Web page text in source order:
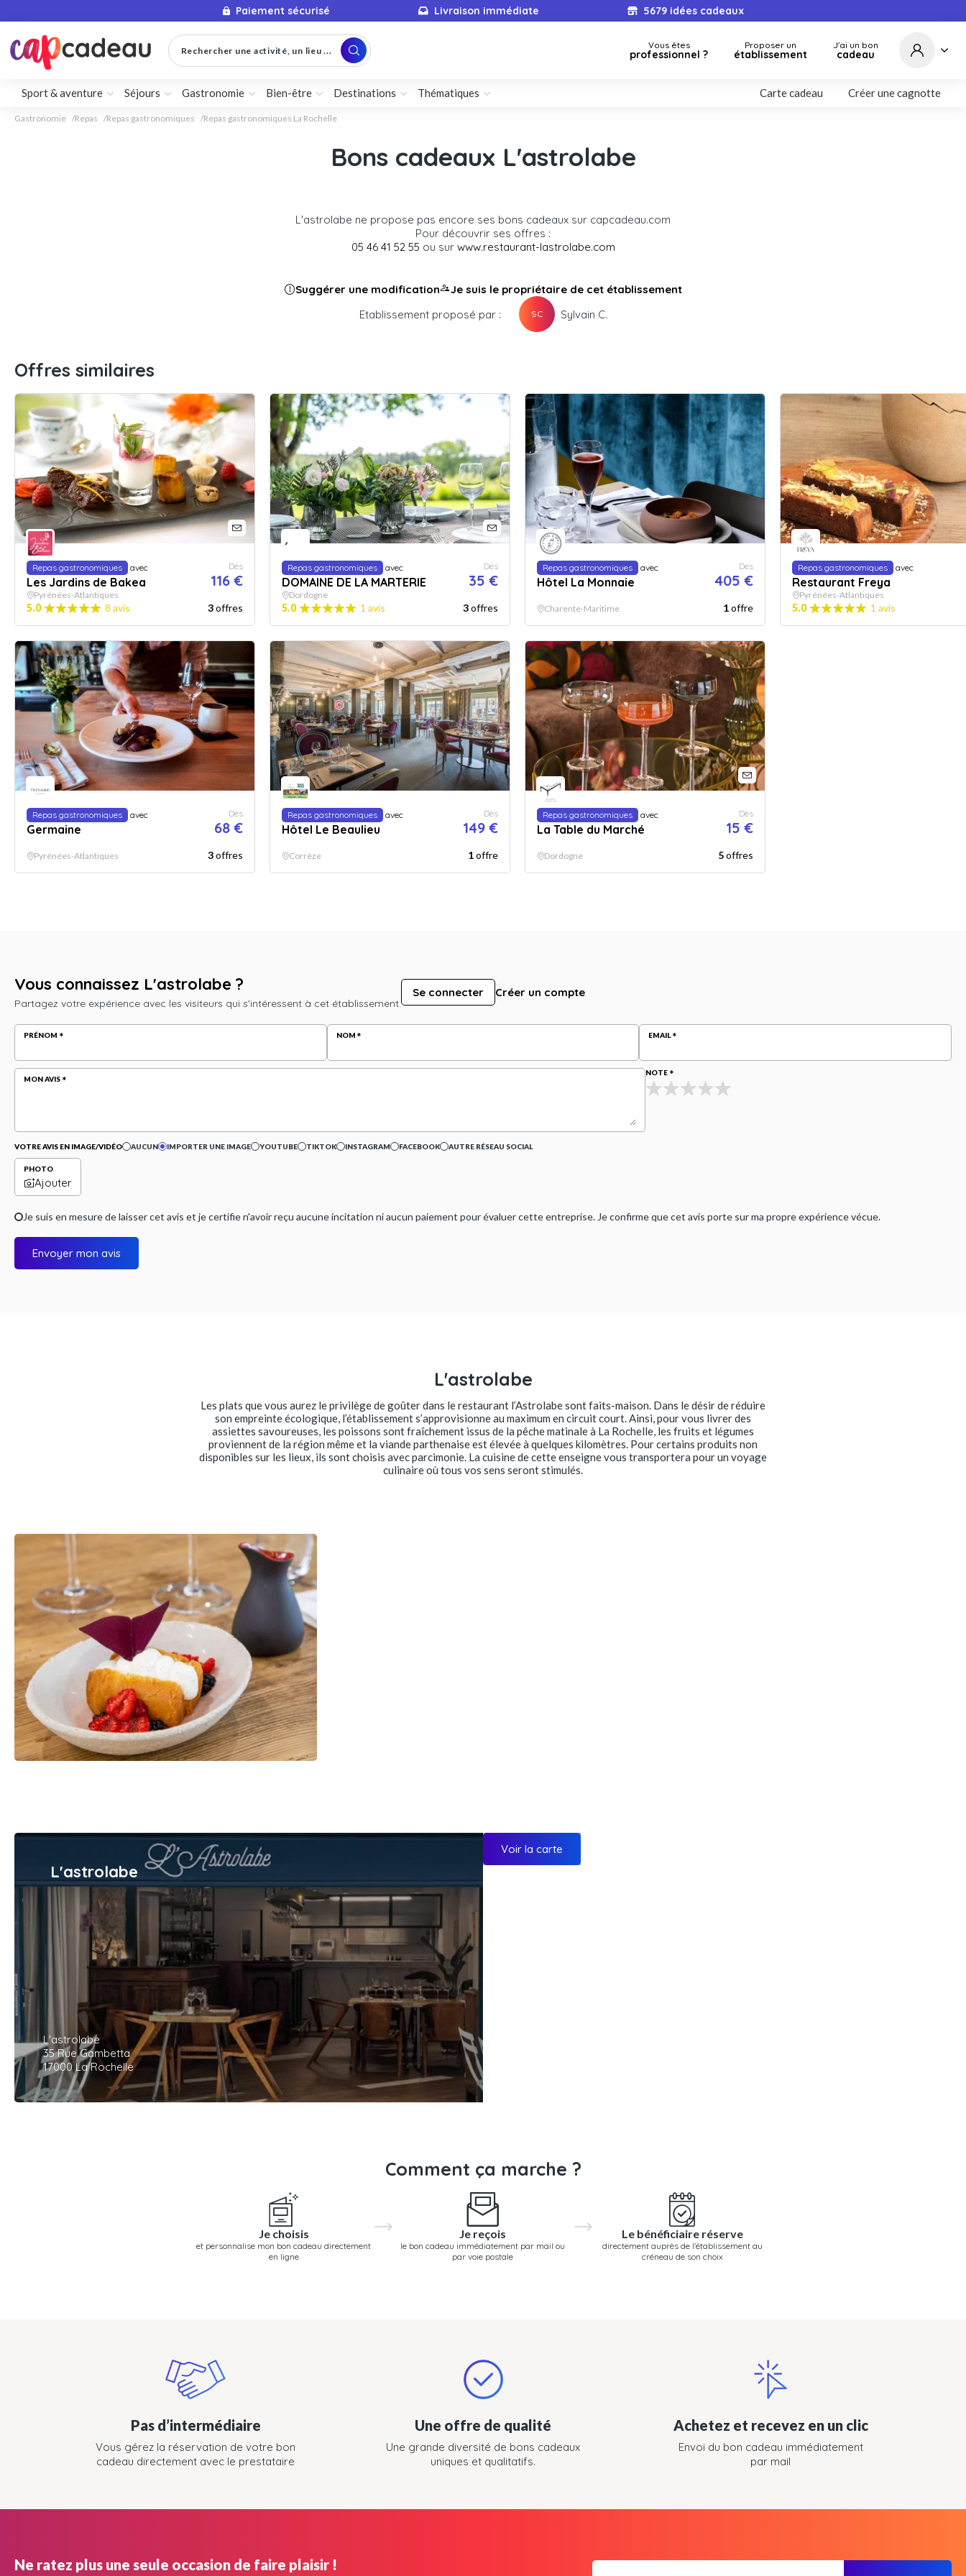
Paiement sécurisé Livraison immédiate 5679 idées cadeaux
Rechercher une activité, un lieu ... Vous êtes
professionnel ?
Proposer un
établissement
J'ai un bon
cadeau
Sport & aventure Séjours Gastronomie Bien-être Destinations Thématiques Carte cadeau Créer une cagnotte
Gastronomie Repas Repas gastronomiques Repas gastronomiques La Rochelle
Bons cadeaux L'astrolabe
L'astrolabe ne propose pas encore ses bons cadeaux sur capcadeau.com
Pour découvrir ses offres :
05 46 41 52 55 ou sur www.restaurant-lastrolabe.com
Suggérer une modification
Je suis le propriétaire de cet établissement
Etablissement proposé par :
SC Sylvain C.
Offres similaires
Repas gastronomiques avec
Les Jardins de Bakea
Dès
116 €
Pyrénées-Atlantiques
5.0 8 avis 3offres
Repas gastronomiques avec
DOMAINE DE LA MARTERIE
Dès
35 €
Dordogne
5.0 1 avis 3offres
Repas gastronomiques avec
Hôtel La Monnaie
Dès
405 €
Charente-Maritime 1offre
Repas gastronomiques avec
Restaurant Freya
Pyrénées-Atlantiques
5.0 1 avis
Repas gastronomiques avec
Germaine
Dès
68 €
Pyrénées-Atlantiques 3offres
Repas gastronomiques avec
Hôtel Le Beaulieu
Dès
149 €
Corrèze 1offre
Repas gastronomiques avec
La Table du Marché
Dès
15 €
Dordogne 5offres
Vous connaissez L'astrolabe ?
Partagez votre expérience avec les visiteurs qui s'intéressent à cet établissement.
Se connecter Créer un compte
PRÉNOM NOM EMAIL
MON AVIS
NOTE
VOTRE AVIS EN IMAGE/VIDÉO AUCUN IMPORTER UNE IMAGE YOUTUBE TIKTOK INSTAGRAM FACEBOOK AUTRE RÉSEAU SOCIAL
PHOTO
Ajouter
Je suis en mesure de laisser cet avis et je certifie n'avoir reçu aucune incitation ni aucun paiement pour évaluer cette entreprise. Je confirme que cet avis porte sur ma propre expérience vécue.
Envoyer mon avis
L'astrolabe
Les plats que vous aurez le privilège de goûter dans le restaurant l’Astrolabe sont faits-maison. Dans le désir de réduire
son empreinte écologique, l’établissement s’approvisionne au maximum en circuit court. Ainsi, pour vous livrer des
assiettes savoureuses, les poissons sont fraîchement issus de la pêche matinale à La Rochelle, les fruits et légumes
proviennent de la région même et la viande parthenaise est élevée à quelques kilomètres. Pour certains produits non
disponibles sur les lieux, ils sont choisis avec parcimonie. La cuisine de cette enseigne vous transportera pour un voyage
culinaire où tous vos sens seront stimulés.
L'astrolabe
L'astrolabe
35 Rue Gambetta
17000 La Rochelle
Voir la carte
Comment ça marche ?
Je choisis
et personnalise mon bon cadeau directement
en ligne
Je reçois
le bon cadeau immédiatement par mail ou
par voie postale
Le bénéficiaire réserve
directement auprès de l'établissement au
créneau de son choix
Pas d’intermédiaire
Vous gérez la réservation de votre bon
cadeau directement avec le prestataire
Une offre de qualité
Une grande diversité de bons cadeaux
uniques et qualitatifs.
Achetez et recevez en un clic
Envoi du bon cadeau immédiatement
par mail
Ne ratez plus une seule occasion de faire plaisir !